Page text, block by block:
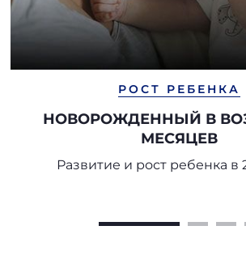
РОСТ РЕБЕНКА
НОВОРОЖДЕННЫЙ В
МЕСЯЦЕВ
Развитие и рост ребенка в